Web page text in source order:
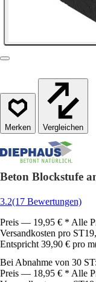
Vergleichen
Beton Blockstufe
3.2(17 Bewertungen)
Preis — 19,95 € * Alle
Versandkosten pro ST
Entspricht 39,90 € pro m
Bei Abnahme von 30 ST:
Preis — 18,95 € * Alle